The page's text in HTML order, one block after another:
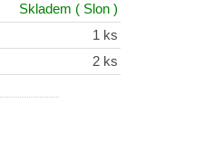
Skladem ( Slon )
1 ks
2 ks